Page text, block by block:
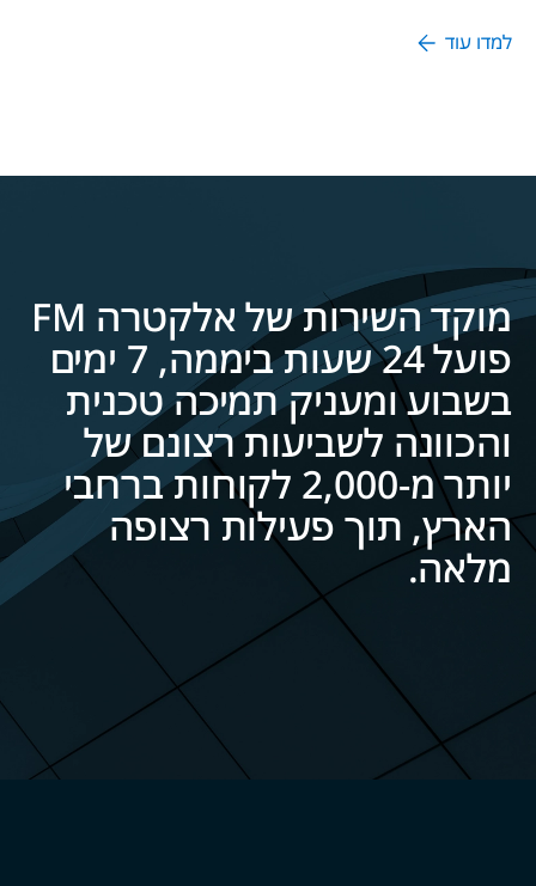
למדו עוד
מוקד השירות של אלקטרה FM
פועל 24 שעות ביממה, 7 ימים
בשבוע ומעניק תמיכה טכנית
והכוונה לשביעות רצונם של
יותר מ-2,000 לקוחות ברחבי
הארץ, תוך פעילות רצופה
מלאה.